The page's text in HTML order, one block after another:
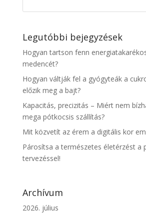
Legutóbbi bejegyzések
Hogyan tartson fenn
medencét?
Hogyan váltják fel a gyógyteák a
előzik meg a bajt?
Kapacitás, precizitás – Miért nem
mega pótkocsis szállítás?
Mit közvetít az érem a digitális kor
Párosítsa a természetes életérzést a
tervezéssel!
Archívum
2026. július